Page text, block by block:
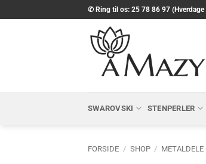
til
✆ Ring til os: 25 78 86 97
SWAROVSKI STENPERLER
FORSIDE / SHOP / METALDELE